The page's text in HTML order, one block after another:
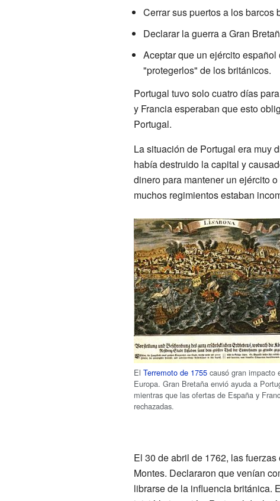
Cerrar sus puertos a los barcos
Declarar la guerra a Gran
Aceptar que un ejército
"protegerlos" de los británicos.
Portugal tuvo solo cuatro días
y Francia esperaban que esto
Portugal.
La situación de Portugal era muy
había destruido la capital y
dinero para mantener un ejército
muchos regimientos estaban
El Terremoto de 1755causó gran impacto
Europa. Gran Bretaña envió ayuda a
mientras que las ofertas de España y
rechazadas.
El 30 de abril de 1762, las
Montes. Declararon que venían
librarse de la influencia británica.